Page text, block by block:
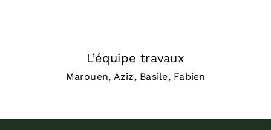
L’équipe travaux
Marouen, Aziz, Basile, Fabien